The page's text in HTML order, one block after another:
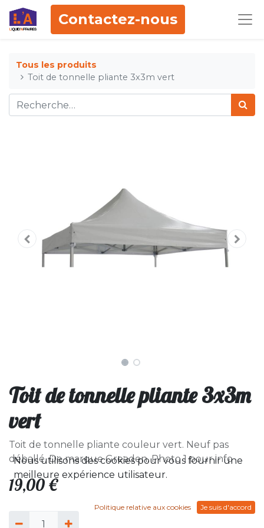
Contactez-nous
Tous les produits
Toit de tonnelle pliante 3x3m vert
Toit de tonnelle pliante 3x3m
vert
Toit de tonnelle pliante couleur vert. Neuf pas
déballé. De marque Greaden. Photo 1 pour info
19,00 €
Nous utilisons des cookies pour vous fournir une
meilleure expérience utilisateur.
Politique relative aux cookies Je suis d'accord